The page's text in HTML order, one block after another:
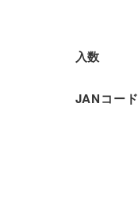
入数
JANコード